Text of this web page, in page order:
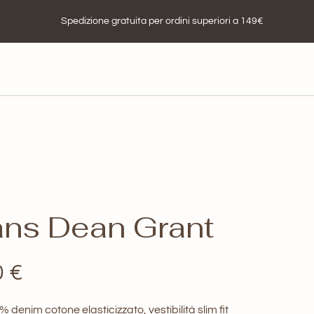
Spedizione gratuita per ordini superiori a 149€
Dean Grant
€
prezzo
denim cotone elasticizzato, vestibilità slim fit